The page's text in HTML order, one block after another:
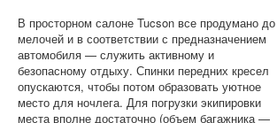
В просторном салоне Tucson все продумано до
мелочей и в соответствии с предназначением
автомобиля — служить активному и
безопасному отдыху. Спинки передних кресел
опускаются, чтобы потом образовать уютное
место для ночлега. Для погрузки экипировки
места вполне достаточно (объем багажника —